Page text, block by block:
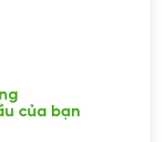
của bạn